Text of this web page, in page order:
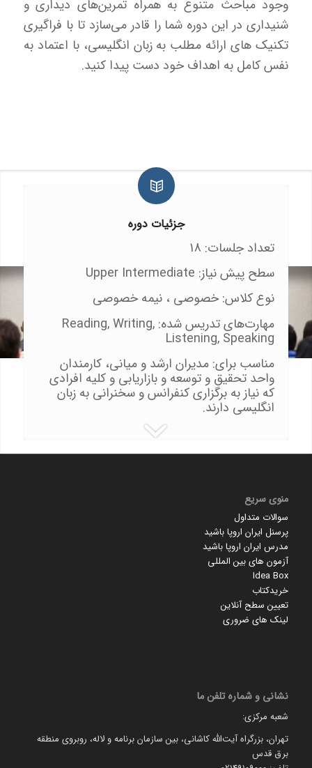
وجود مباحث متنوع به همراه تمرین‌های دیداری و
شنیداری در این دوره شما را قادر می‌سازد تا با فراگیری
تکنیک های ارائه مطلب به زبان انگلیسی، با اعتماد به
نفس کامل به اهداف خود دست پیدا کنید.
جزئیات دوره
تعداد جلسات: 18
سطح پیش نیاز: Upper Intermediate
نوع کلاس: خصوصی ، نیمه خصوصی
مهارت‌های تدریس شده: Reading, Writing,
Listening, Speaking
مناسب برای: مدیران ارشد و میانی، کارمندان
واحد تحقیق و توسعه و بازاریابی و کلیه افرادی
که نیاز به برگزاری کنفرانس و سخنرانی به زبان
انگلیسی دارند.
منوی سریع
سوالات متداول
پرسنل ایران اروپا باشید
مدرس ایران اروپا باشید
آزمون های بین المللی
Idea Box
خریدکتاب
تعیین سطح آنلاین
لینک های ضروری
نشانی و شماره تلفن ما
شعبه مرکزی:
تهران، بزرگراه آیت‌الله کاشانی، بین سازمان برنامه و لاله، روبروی منطقه
برق قدس